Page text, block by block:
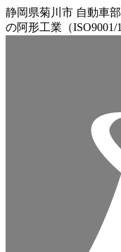
静岡県菊川市 自動車
の阿形工業（ISO9001/